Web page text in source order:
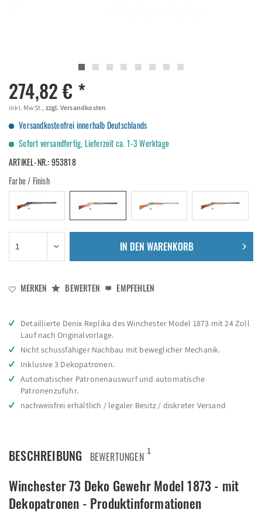
274,82 € *
inkl. MwSt., zzgl. Versandkosten
Versandkostenfrei innerhalb Deutschlands
Sofort versandfertig, Lieferzeit ca. 1-3 Werktage
ARTIKEL-NR.:953818
Farbe / Finish
IN DEN WARENKORB
MERKEN BEWERTEN EMPFEHLEN
Detaillierte Denix Replika des Winchester Model 1873 mit 24 Zoll
Lauf nach Originalvorlage.
Nicht schussfähiger Nachbau mit beweglicher Mechanik.
Inklusive 3 Dekopatronen.
Automatischer Patronenauswurf und automatische
Patronenzufuhr.
nachweisfrei erhältlich / legaler Besitz / diskreter Versand
BESCHREIBUNG BEWERTUNGEN 1
Winchester 73 Deko Gewehr Model 1873 - mit
Dekopatronen - Produktinformationen